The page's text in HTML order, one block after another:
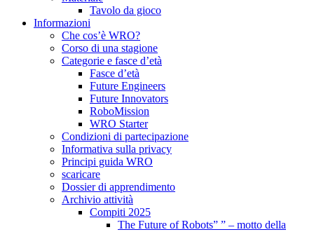
Tavolo da gioco
Informazioni
Che cos’è WRO?
Corso di una stagione
Categorie e fasce d’età
Fasce d’età
Future Engineers
Future Innovators
RoboMission
WRO Starter
Condizioni di partecipazione
Informativa sulla privacy
Principi guida WRO
scaricare
Dossier di apprendimento
Archivio attività
Compiti 2025
The Future of Robots” ” – motto della